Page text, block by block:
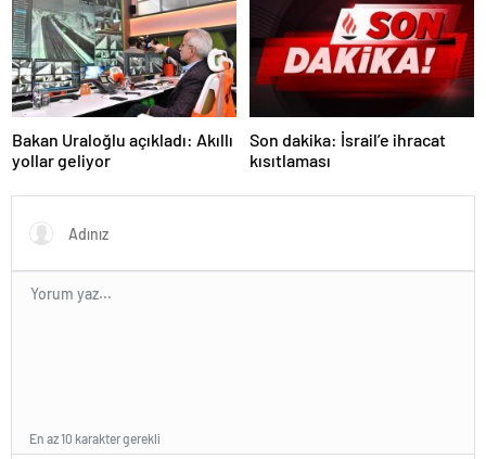
Bakan Uraloğlu açıkladı: Akıllı
yollar geliyor
Son dakika: İsrail’e ihracat
kısıtlaması
En az 10 karakter gerekli